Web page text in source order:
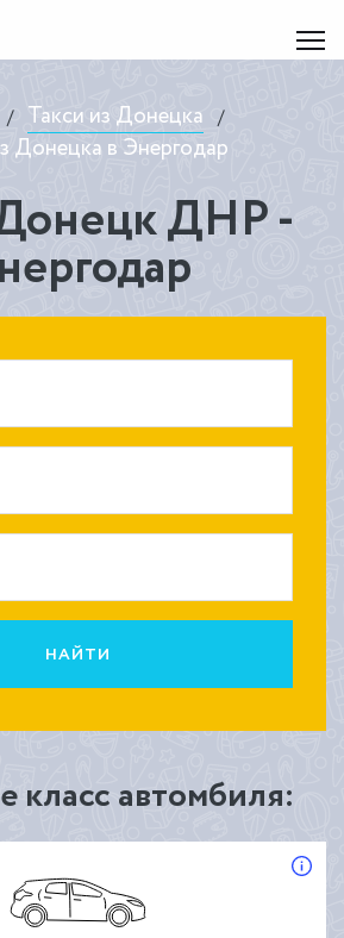
/ Такси из Донецка /
Донецка в Энергодар
ДНР -
НАЙТИ
класс автомбиля: